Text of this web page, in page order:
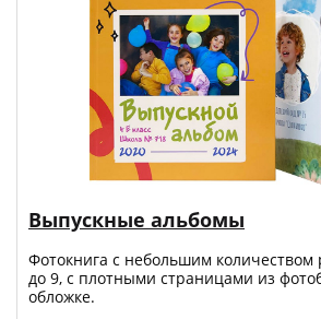
Выпускные альбомы
Фотокнига с небольшим количеством
до 9, с плотными страницами из
обложке.